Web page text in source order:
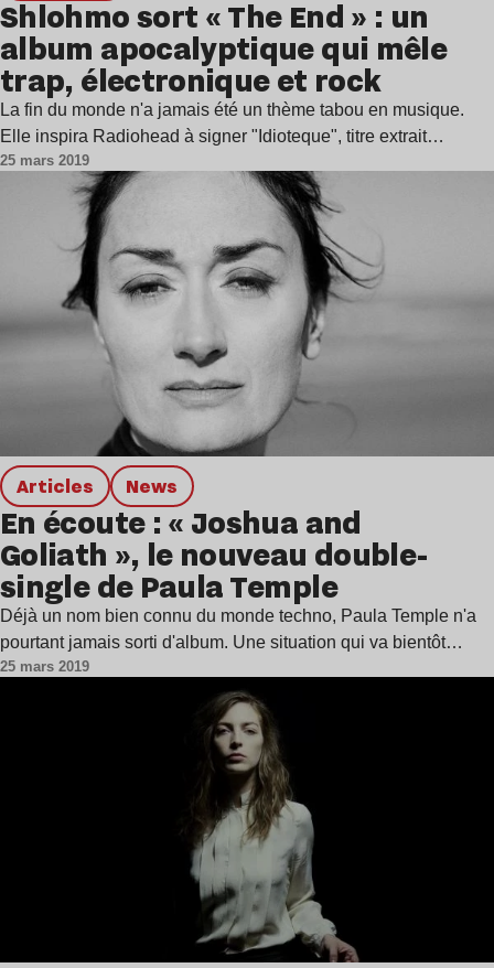
Shlohmo sort « The End » : un
album apocalyptique qui mêle
trap, électronique et rock
La fin du monde n'a jamais été un thème tabou en musique.
Elle inspira Radiohead à signer "Idioteque", titre extrait…
25 mars 2019
Articles news
En écoute : « Joshua and
Goliath », le nouveau double-
single de Paula Temple
Déjà un nom bien connu du monde techno, Paula Temple n'a
pourtant jamais sorti d'album. Une situation qui va bientôt…
25 mars 2019